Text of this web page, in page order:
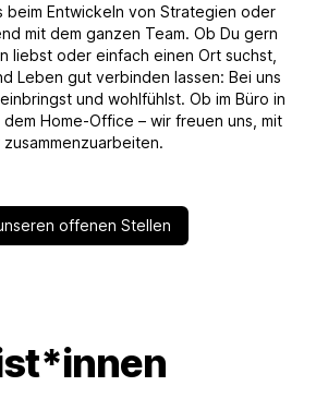
beim Entwickeln von Strategien oder
mit dem ganzen Team. Ob Du gern
liebst oder einfach einen Ort suchst,
Leben gut verbinden lassen: Bei uns
und wohlfühlst. Ob im Büro in
Home-Office – wir freuen uns, mit
zusammenzuarbeiten.
offenen Stellen